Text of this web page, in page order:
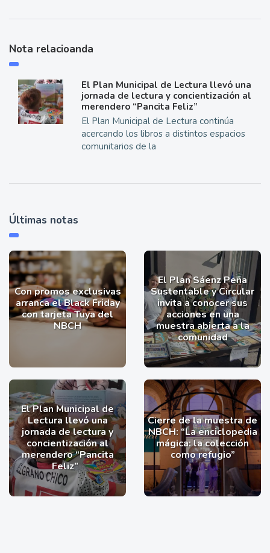
Nota relacioanda
El Plan Municipal de Lectura llevó una
jornada de lectura y concientización al
merendero “Pancita Feliz”
El Plan Municipal de Lectura continúa
acercando los libros a distintos espacios
comunitarios de la
Últimas notas
Con promos exclusivas
arranca el Black Friday
con tarjeta Tuya del
NBCH
El Plan Sáenz Peña
Sustentable y Circular
invita a conocer sus
acciones en una
muestra abierta a la
comunidad
El Plan Municipal de
Lectura llevó una
jornada de lectura y
concientización al
merendero “Pancita
Feliz”
Cierre de la muestra de
NBCH: “La enciclopedia
mágica: la colección
como refugio”